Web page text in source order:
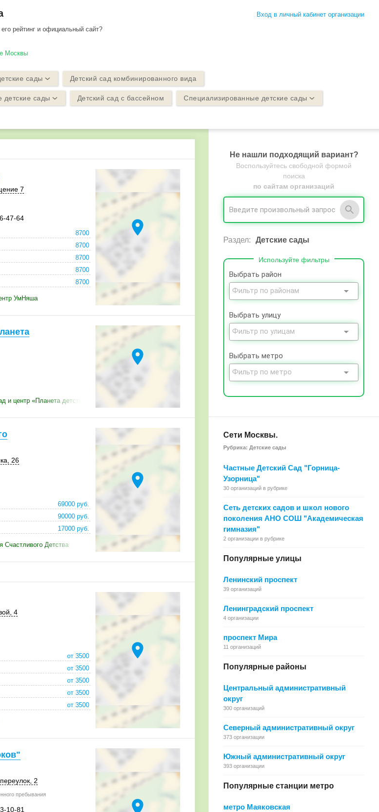
рейтинг и официальный сайт?
Москвы
Вход в личный кабинет организации
сады Детский сад комбинированного вида
детские сады Детский сад с бассейном Специализированные детские сады
7
47-64
8700
8700
8700
8700
8700
УмНяша
location_on
и центр «Планета детства»
location_on
26
69000 руб.
90000 руб.
17000 руб.
Счастливого Детства
location_on
4
от 3500
от 3500
от 3500
от 3500
от 3500
location_on
2
пребывания
10-81 location_on
Не нашли подходящий вариант?
Воспользуйтесь свободной формой
поиска
по сайтам организаций
Раздел: Детские сады
Используйте фильтры
Выбрать район
Выбрать улицу
Выбрать метро
Сети Москвы.
Рубрика: Детские сады
Частные Детский Сад "Горница-
Узорница"
30 организаций в рубрике
Сеть детских садов и школ нового
поколения АНО СОШ "Академическая
гимназия"
2 организации в рубрике
Популярные улицы
Ленинский проспект
39 организаций
Ленинградский проспект
4 организации
проспект Мира
11 организаций
Популярные районы
Центральный административный
округ
300 организаций
Северный административный округ
373 организации
Южный административный округ
393 организации
Популярные станции метро
метро Маяковская